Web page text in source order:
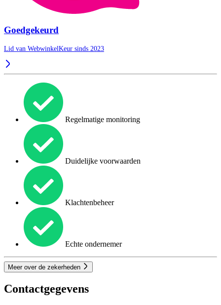
Goedgekeurd
Lid van WebwinkelKeur sinds 2023
Regelmatige monitoring
Duidelijke voorwaarden
Klachtenbeheer
Echte ondernemer
Meer over de zekerheden
Contactgegevens